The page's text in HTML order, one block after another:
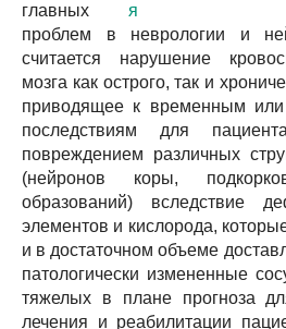
главных
проблем в неврологии и
считается нарушение
мозга как острого, так и
приводящее к временным или
последствиям для
повреждением различных
(нейронов коры,
образований) вследствие
элементов и кислорода,
и в достаточном объеме
патологически измененные
тяжелых в плане прогноза
лечения и реабилитации